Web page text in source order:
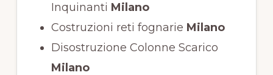
Inquinanti Milano
Costruzioni reti fognarie Milano
Disostruzione Colonne Scarico
Milano